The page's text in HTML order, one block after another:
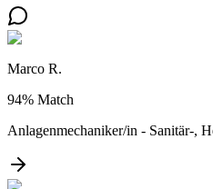
Marco R.
94% Match
Anlagenmechaniker/in - Sanitär-,